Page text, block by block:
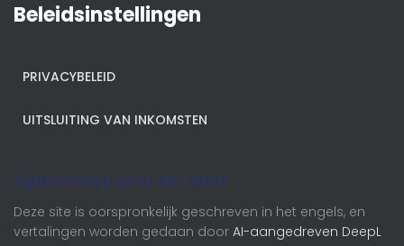
Beleidsinstellingen
PRIVACYBELEID
UITSLUITING VAN INKOMSTEN
Opmerking over de talen
Deze site is oorspronkelijk geschreven in het engels, en
vertalingen worden gedaan door AI-aangedreven DeepL